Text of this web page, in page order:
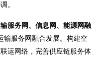
。
服务网、信息网、能源网融
输服务网融合发展。构建空
运网络，完善供应链服务体